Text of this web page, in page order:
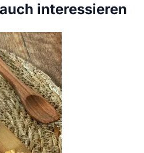
interessieren